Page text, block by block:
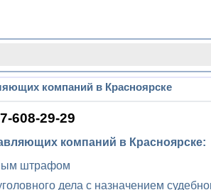
компаний в Красноярске
608-29-29
компаний в Красноярске:
штрафом
дела с назначением